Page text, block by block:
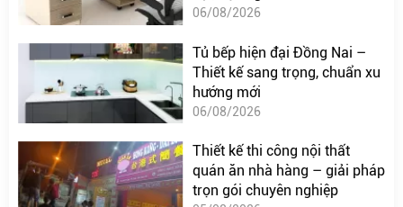
06/08/2026
Tủ bếp hiện đại Đồng Nai –
Thiết kế sang trọng, chuẩn xu
hướng mới
06/08/2026
Thiết kế thi công nội thất
quán ăn nhà hàng – giải pháp
trọn gói chuyên nghiệp